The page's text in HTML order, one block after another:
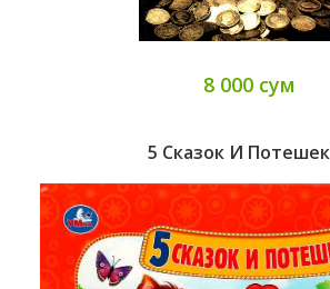
8 000 сум
5 Сказок И